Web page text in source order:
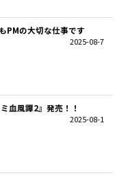
PMの大切な仕事です
2025-08-7
血風譚2』発売！！
2025-08-1